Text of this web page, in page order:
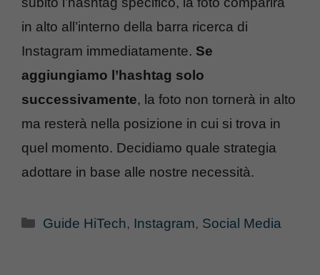
in alto all’interno della barra ricerca di
Instagram immediatamente. Se
aggiungiamo l’hashtag solo
successivamente, la foto non tornerà in alto
ma resterà nella posizione in cui si trova in
quel momento. Decidiamo quale strategia
adottare in base alle nostre necessità.
Categorie
Guide HiTech, Instagram, Social Media